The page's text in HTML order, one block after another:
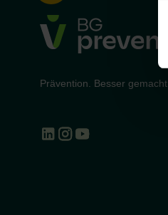
Prävention. Besser gemacht.